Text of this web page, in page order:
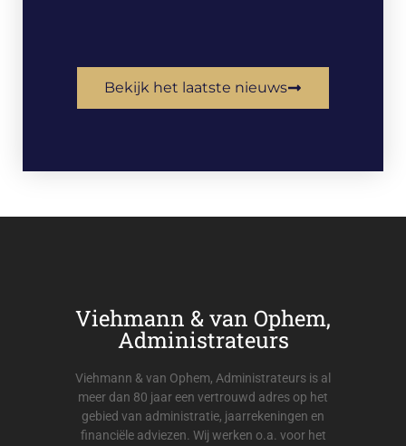
Bekijk het laatste nieuws
Viehmann & van Ophem,
Administrateurs
Viehmann & van Ophem, Administrateurs is al
meer dan 80 jaar een vertrouwd adres op het
gebied van administratie, jaarrekeningen en
financiële adviezen. Wij werken o.a. voor het